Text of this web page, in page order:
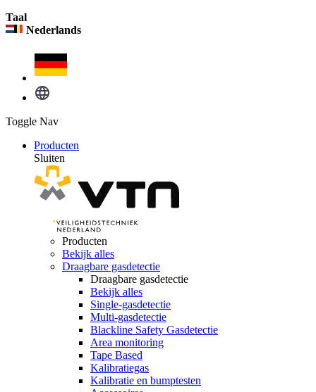
Taal
Nederlands
Toggle Nav
Producten
Sluiten
Producten
Bekijk alles
Draagbare gasdetectie
Draagbare gasdetectie
Bekijk alles
Single-gasdetectie
Multi-gasdetectie
Blackline Safety Gasdetectie
Area monitoring
Tape Based
Kalibratiegas
Kalibratie en bumptesten